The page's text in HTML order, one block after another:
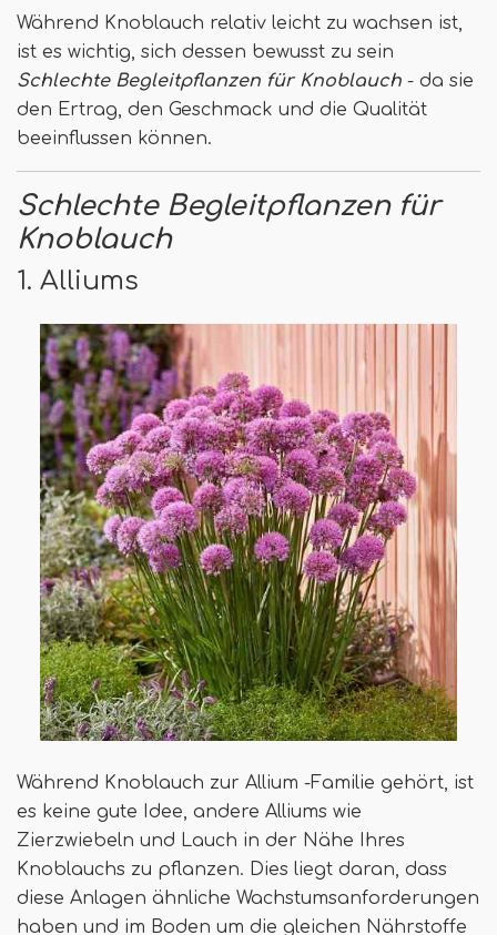
Während Knoblauch relativ leicht zu wachsen ist,
ist es wichtig, sich dessen bewusst zu sein
Schlechte Begleitpflanzen für Knoblauch - da sie
den Ertrag, den Geschmack und die Qualität
beeinflussen können.
Schlechte Begleitpflanzen für
Knoblauch
1. Alliums
Während Knoblauch zur Allium -Familie gehört, ist
es keine gute Idee, andere Alliums wie
Zierzwiebeln und Lauch in der Nähe Ihres
Knoblauchs zu pflanzen. Dies liegt daran, dass
diese Anlagen ähnliche Wachstumsanforderungen
haben und im Boden um die gleichen Nährstoffe